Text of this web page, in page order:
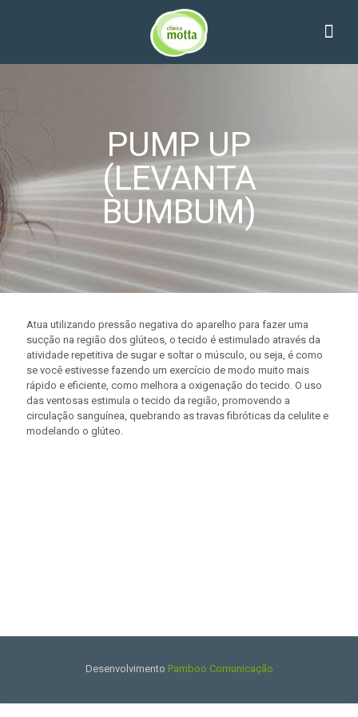
PUMP UP
(LEVANTA
BUMBUM)
Atua utilizando pressão negativa do aparelho para fazer uma
sucção na região dos glúteos, o tecido é estimulado através da
atividade repetitiva de sugar e soltar o músculo, ou seja, é como
se você estivesse fazendo um exercício de modo muito mais
rápido e eficiente, como melhora a oxigenação do tecido. O uso
das ventosas estimula o tecido da região, promovendo a
circulação sanguínea, quebrando as travas fibróticas da celulite e
modelando o glúteo.
Desenvolvimento Pamboo Comunicação